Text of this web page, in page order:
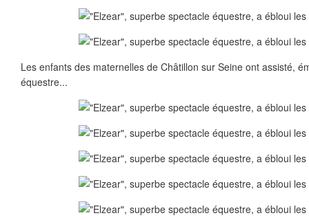
Les enfants des maternelles de Châtillon sur Seine ont assisté,
équestre...